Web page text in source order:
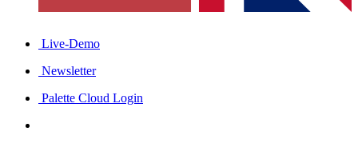
Live-Demo
Newsletter
Palette Cloud Login